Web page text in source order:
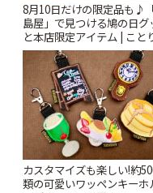
8月10日だけの限定品も♪
島屋」で見つける鳩の日グ
と本店限定アイテム | こと
ぷ
カスタマイズも楽しい!約
類の可愛いワッペンキーホ